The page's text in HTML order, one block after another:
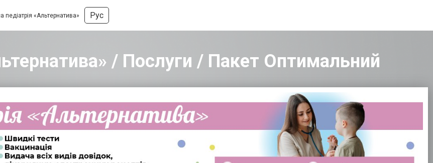
педіатрія «Альтернатива» Рус
/ Послуги / Пакет Оптимальний